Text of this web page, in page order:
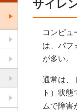
サイレ
コンピュ
は、パフ
が多い。
通常は、
ト）状
ムで障害